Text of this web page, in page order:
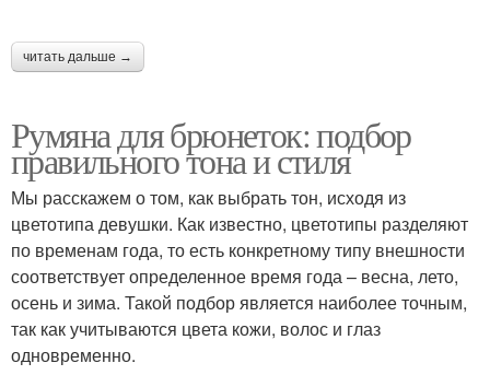
читать дальше →
Румяна для брюнеток: подбор
правильного тона и стиля
Мы расскажем о том, как выбрать тон, исходя из
цветотипа девушки. Как известно, цветотипы разделяют
по временам года, то есть конкретному типу внешности
соответствует определенное время года – весна, лето,
осень и зима. Такой подбор является наиболее точным,
так как учитываются цвета кожи, волос и глаз
одновременно.